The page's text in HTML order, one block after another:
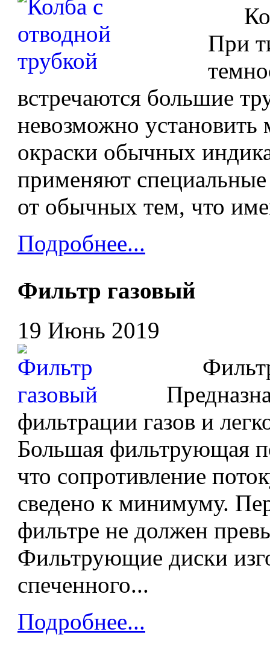
При
встречаются большие
невозможно установить
окраски обычных
применяют
от обычных тем, что
Подробнее...
Фильтр газовый
19 Июнь 2019
фильтрации газов и
Большая фильтрующая
что сопротивление
сведено к минимуму.
фильтре не должен
Фильтрующие диски
спеченного...
Подробнее...